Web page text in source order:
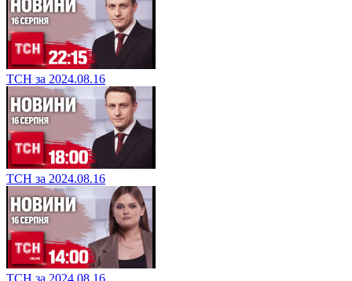
ТСН за 2024.08.16
ТСН за 2024.08.16
ТСН за 2024.08.16